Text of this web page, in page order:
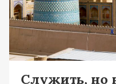
Служить, но